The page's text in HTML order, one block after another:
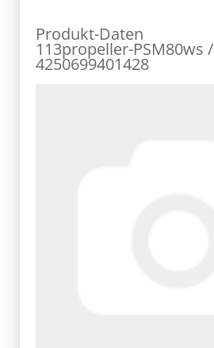
Produkt-Daten
113propeller-PSM80ws /
4250699401428